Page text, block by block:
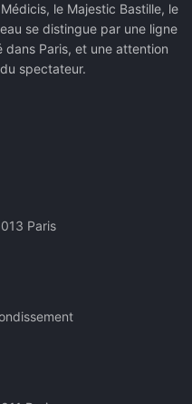
le Majestic Bastille, le
se distingue par une ligne
Paris, et une attention
spectateur.
Paris